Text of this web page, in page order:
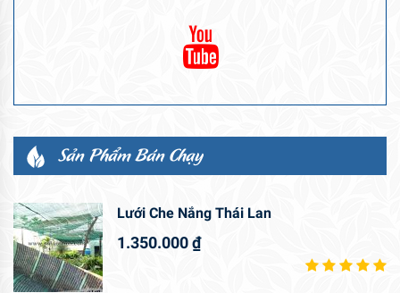
Sản Phẩm Bán Chạy
Lưới Che Nắng Thái Lan
1.350.000₫